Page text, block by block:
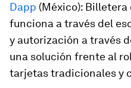
Dapp (México):
funciona a través del
y autorización a través
una solución frente al
tarjetas tradicionales y